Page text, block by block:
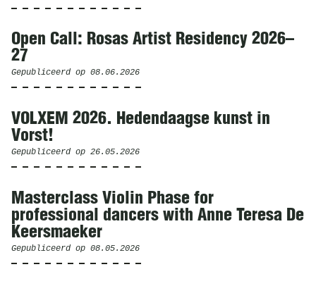
Open Call: Rosas Artist Residency 2026–
27
Gepubliceerd op 08.06.2026
VOLXEM 2026. Hedendaagse kunst in
Vorst!
Gepubliceerd op 26.05.2026
Masterclass Violin Phase for
professional dancers with Anne Teresa De
Keersmaeker
Gepubliceerd op 08.05.2026